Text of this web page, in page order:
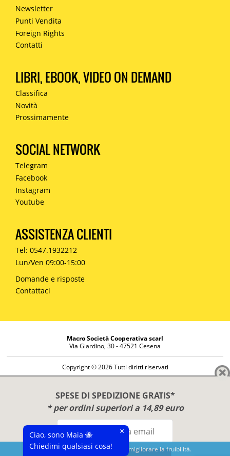
Questo sito utilizza cookies per migliorare la fruibilità.
SPESE DI SPEDIZIONE GRATIS*
* per ordini superiori a 14,89 euro
Newsletter
Punti Vendita
Foreign Rights
Contatti
LIBRI, EBOOK, VIDEO ON DEMAND
Classifica
Novità
Prossimamente
SOCIAL NETWORK
Telegram
Facebook
Instagram
Youtube
ASSISTENZA CLIENTI
Tel: 0547.1932212
Lun/Ven 09:00-15:00
Domande e risposte
Contattaci
Macro Società Cooperativa scarl
Via Giardino, 30 - 47521 Cesena
Copyright © 2026 Tutti diritti riservati
Diritto di reso
Disclaimer
Privacy Policy
Ciao, sono Maia 🐝
Chiedimi qualsiasi cosa!
×